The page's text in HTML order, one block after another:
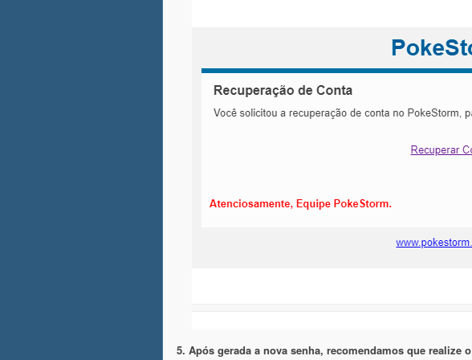
5. Após gerada a nova senha, recomendamos que realize o